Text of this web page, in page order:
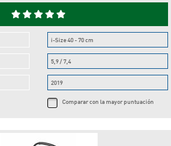
i-Size 40 - 70 cm
5,9 / 7,4
2019
Comparar con la mayor puntuación